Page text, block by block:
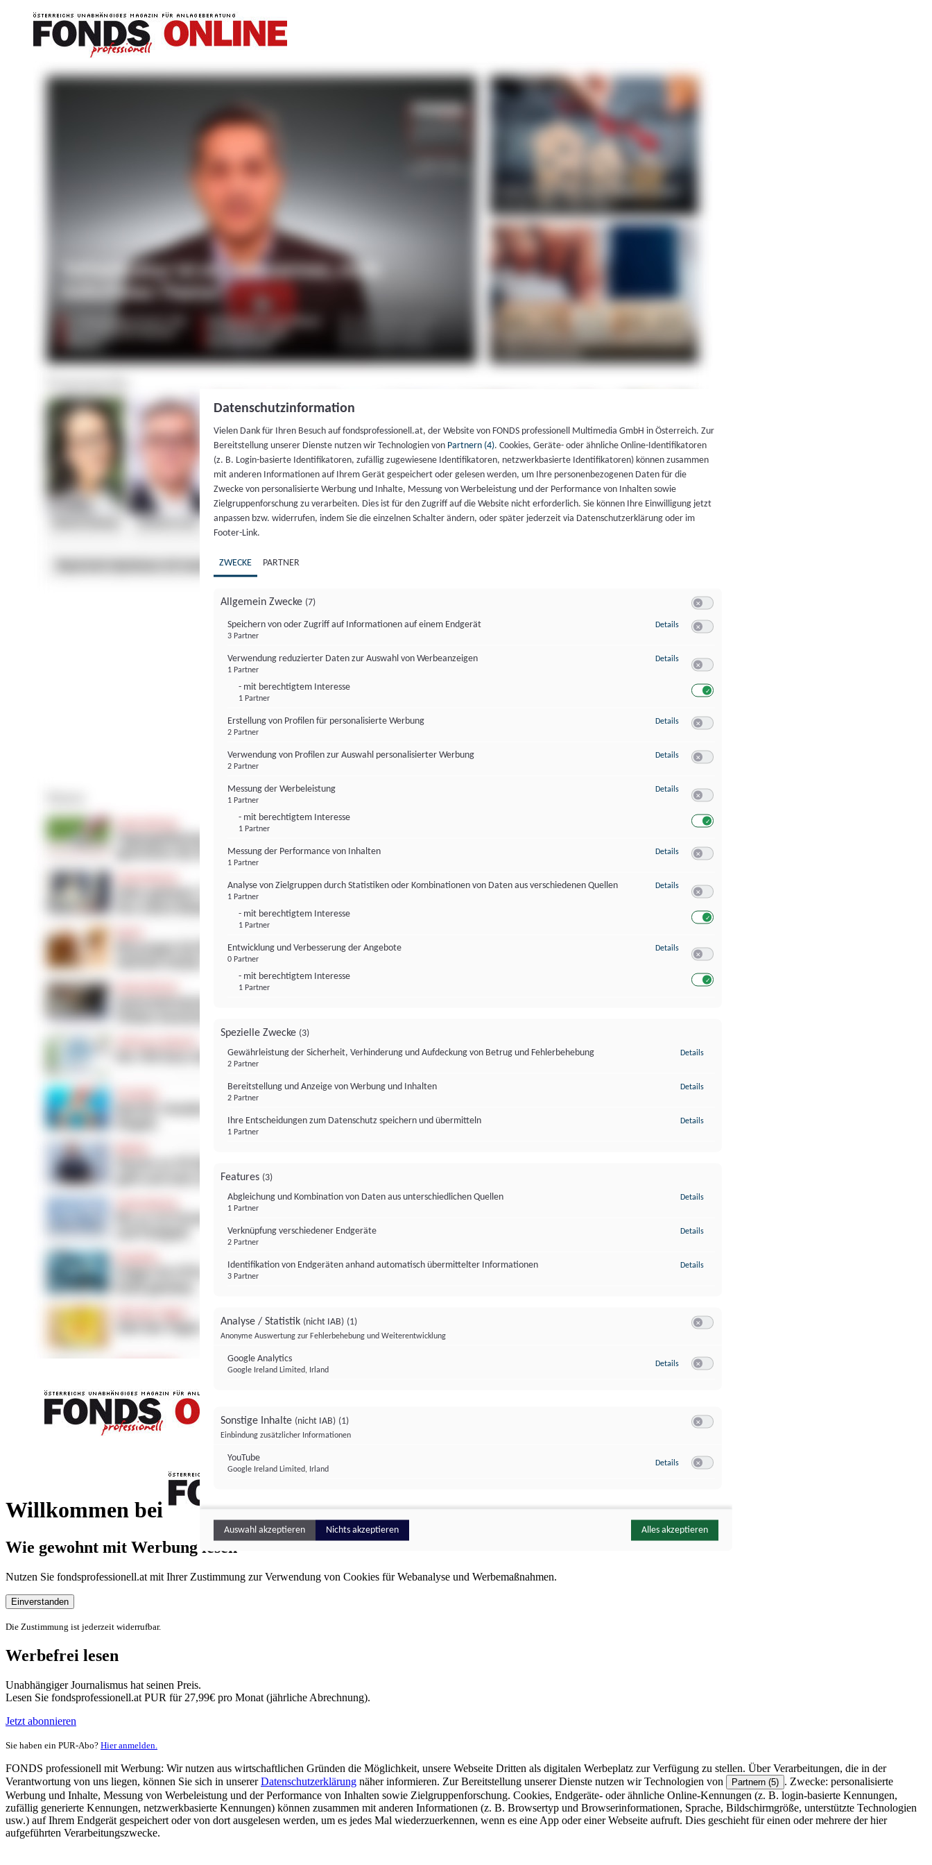
Willkommen bei
FONDS professionell
Wie gewohnt mit Werbung lesen
Nutzen Sie fondsprofessionell.at mit Ihrer Zustimmung zur Verwendung von Cookies für Webanalyse und Werbemaßnahmen.
Einverstanden
Die Zustimmung ist jederzeit widerrufbar.
Werbefrei lesen
Unabhängiger Journalismus hat seinen Preis.
Lesen Sie fondsprofessionell.at PUR für 27,99€ pro Monat (jährliche Abrechnung).
Jetzt abonnieren
Sie haben ein PUR-Abo? Hier anmelden.
FONDS professionell mit Werbung: Wir nutzen aus wirtschaftlichen Gründen die Möglichkeit, unsere Webseite Dritten als digitalen Werbeplatz zur Verfügung zu stellen. Über Verarbeitungen, die in der
Verantwortung von uns liegen, können Sie sich in unsererDatenschutzerklärung näher informieren. Zur Bereitstellung unserer Dienste nutzen wir Technologien von Partnern (5) . Zwecke: personalisierte
Werbung und Inhalte, Messung von Werbeleistung und der Performance von Inhalten sowie Zielgruppenforschung. Cookies, Endgeräte- oder ähnliche Online-Kennungen (z. B. login-basierte Kennungen,
zufällig generierte Kennungen, netzwerkbasierte Kennungen) können zusammen mit anderen Informationen (z. B. Browsertyp und Browserinformationen, Sprache, Bildschirmgröße, unterstützte Technologien
usw.) auf Ihrem Endgerät gespeichert oder von dort ausgelesen werden, um es jedes Mal wiederzuerkennen, wenn es eine App oder einer Webseite aufruft. Dies geschieht für einen oder mehrere der hier
aufgeführten Verarbeitungszwecke.
Datenschutzinformation
Vielen Dank für Ihren Besuch auf fondsprofessionell.at, der Website von FONDS professionell Multimedia GmbH in Österreich. Zur
Bereitstellung unserer Dienste nutzen wir Technologien von Partnern (4). Cookies, Geräte- oder ähnliche Online-Identifikatoren
(z. B. Login-basierte Identifikatoren, zufällig zugewiesene Identifikatoren, netzwerkbasierte Identifikatoren) können zusammen
mit anderen Informationen auf Ihrem Gerät gespeichert oder gelesen werden, um Ihre personenbezogenen Daten für die
Zwecke von personalisierte Werbung und Inhalte, Messung von Werbeleistung und der Performance von Inhalten sowie
Zielgruppenforschung zu verarbeiten. Dies ist für den Zugriff auf die Website nicht erforderlich. Sie können Ihre Einwilligung jetzt
anpassen bzw. widerrufen, indem Sie die einzelnen Schalter ändern, oder später jederzeit via Datenschutzerklärung oder im
Footer-Link.
ZWECKE PARTNER
Allgemein Zwecke (7)
Speichern von oder Zugriff auf Informationen auf einem Endgerät
3 Partner
Details zu Speichern von oder Zugriff auf Informationen auf einem Endgerät
Verwendung reduzierter Daten zur Auswahl von Werbeanzeigen
1 Partner
- mit berechtigtem Interesse
1 Partner
Details zu Verwendung reduzierter Daten zur Auswahl von Werbeanzeigen
Erstellung von Profilen für personalisierte Werbung
2 Partner
Details zu Erstellung von Profilen für personalisierte Werbung
Verwendung von Profilen zur Auswahl personalisierter Werbung
2 Partner
Details zu Verwendung von Profilen zur Auswahl personalisierter Werbung
Messung der Werbeleistung
1 Partner
- mit berechtigtem Interesse
1 Partner
Details zu Messung der Werbeleistung
Messung der Performance von Inhalten
1 Partner
Details zu Messung der Performance von Inhalten
Analyse von Zielgruppen durch Statistiken oder Kombinationen von Daten aus verschiedenen Quellen
1 Partner
- mit berechtigtem Interesse
1 Partner
Details zu Analyse von Zielgruppen durch Statistiken oder Kombinationen von
Entwicklung und Verbesserung der Angebote
0 Partner
- mit berechtigtem Interesse
1 Partner
Details zu Entwicklung und Verbesserung der Angebote
Spezielle Zwecke (3)
Gewährleistung der Sicherheit, Verhinderung und Aufdeckung von Betrug und Fehlerbehebung
2 Partner
Details
Bereitstellung und Anzeige von Werbung und Inhalten
2 Partner
Details
Ihre Entscheidungen zum Datenschutz speichern und übermitteln
1 Partner
Details
Features (3)
Abgleichung und Kombination von Daten aus unterschiedlichen Quellen
1 Partner
Details
Verknüpfung verschiedener Endgeräte
2 Partner
Details
Identifikation von Endgeräten anhand automatisch übermittelter Informationen
3 Partner
Details
Analyse / Statistik (nicht IAB) (1)
Anonyme Auswertung zur Fehlerbehebung und Weiterentwicklung
Google Analytics
Google Ireland Limited, Irland
Details zu Google Analytics
Sonstige Inhalte (nicht IAB) (1)
Einbindung zusätzlicher Informationen
YouTube
Google Ireland Limited, Irland
Details zu YouTube
Auswahl akzeptieren Nichts akzeptieren Alles akzeptieren